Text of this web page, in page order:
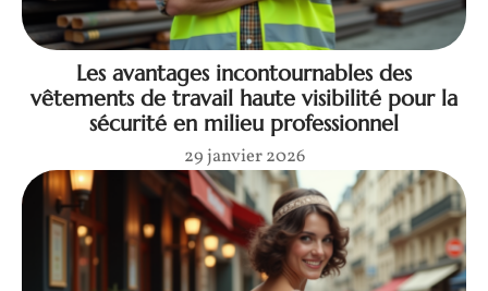
Les avantages incontournables des
vêtements de travail haute visibilité pour la
sécurité en milieu professionnel
29 janvier 2026